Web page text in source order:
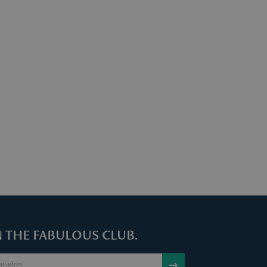
THE FABULOUS CLUB.